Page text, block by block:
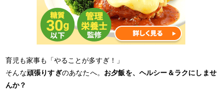
育児も家事も「やることが多すぎ！」
そんな頑張りすぎのあなたへ。 お夕飯を、ヘルシー＆ラクにしませ
んか？